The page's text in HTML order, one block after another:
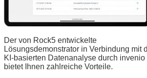
Der von Rock5 entwickelte
Lösungsdemonstrator in Verbindung mit
KI-basierten Datenanalyse durch invenio
bietet Ihnen zahlreiche Vorteile.